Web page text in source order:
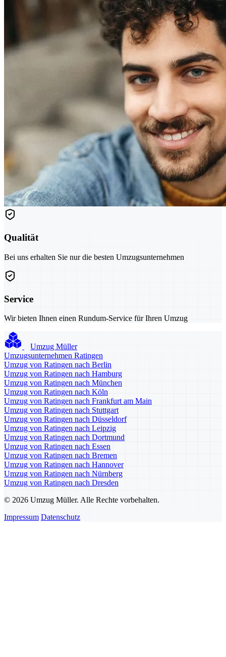
Qualität
Bei uns erhalten Sie nur die besten Umzugsunternehmen
Service
Wir bieten Ihnen einen Rundum-Service für Ihren Umzug
Umzug Müller
Umzugsunternehmen Ratingen
Umzug von Ratingen nach Berlin
Umzug von Ratingen nach Hamburg
Umzug von Ratingen nach München
Umzug von Ratingen nach Köln
Umzug von Ratingen nach Frankfurt am Main
Umzug von Ratingen nach Stuttgart
Umzug von Ratingen nach Düsseldorf
Umzug von Ratingen nach Leipzig
Umzug von Ratingen nach Dortmund
Umzug von Ratingen nach Essen
Umzug von Ratingen nach Bremen
Umzug von Ratingen nach Hannover
Umzug von Ratingen nach Nürnberg
Umzug von Ratingen nach Dresden
© 2026 Umzug Müller. Alle Rechte vorbehalten.
Impressum Datenschutz